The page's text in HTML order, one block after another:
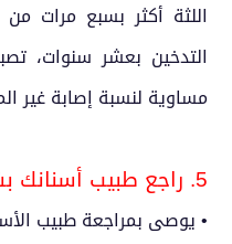
اللثة أكثر بسبع مرات من
التدخين بعشر سنوات،
مساوية لنسبة إصابة غير
5. راجع طبيب أسنانك بشكل دوري:
• يوصى بمراجعة طبيب